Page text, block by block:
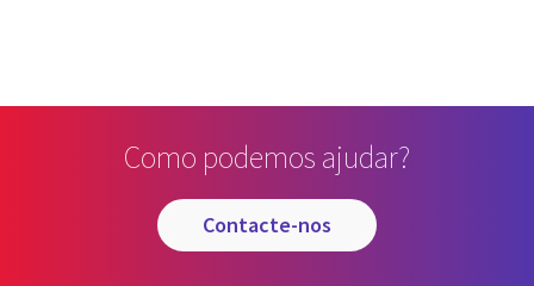
Como podemos ajudar?
contacte-nos